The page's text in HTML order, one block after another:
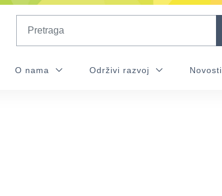
O nama Održivi razvoj Novosti